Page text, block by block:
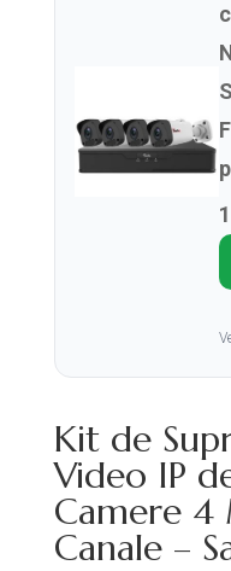
Kit de
Video IP
Camere 4
Canale –